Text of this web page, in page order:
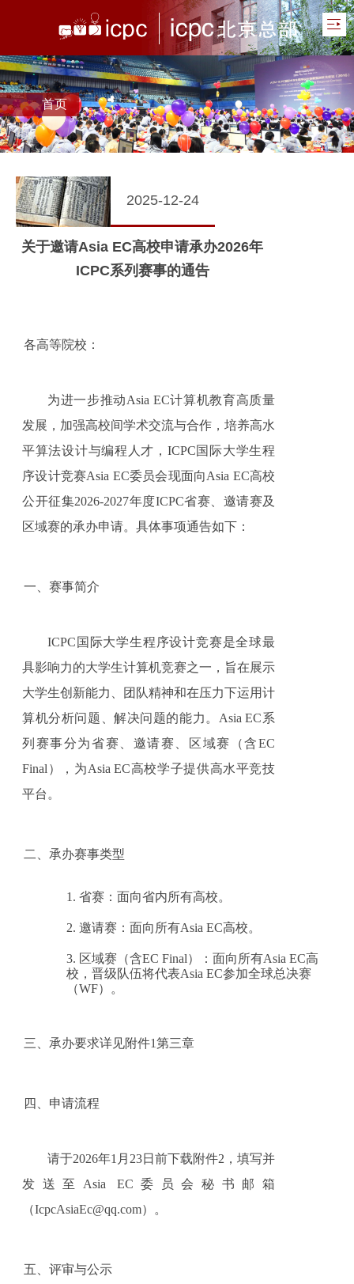
首页
2025-12-24
关于邀请Asia EC高校申请承办2026年
ICPC系列赛事的通告
各高等院校：
为进一步推动Asia EC计算机教育高质量
发展，加强高校间学术交流与合作，培养高水
平算法设计与编程人才，ICPC国际大学生程
序设计竞赛Asia EC委员会现面向Asia EC高校
公开征集2026-2027年度ICPC省赛、邀请赛及
区域赛的承办申请。具体事项通告如下：
一、赛事简介
ICPC 国际大学生程序设计竞赛是全球最
具影响力的大学生计算机竞赛之一，旨在展示
大学生创新能力、团队精神和在压力下运用计
算机分析问题、解决问题的能力。 Asia EC系
列赛事分为省赛、邀请赛、区域赛（含EC
Final），为Asia EC高校学子提供高水平竞技
平台。
二、承办赛事类型
1. 省赛 ：面向省内所有高校。
2. 邀请赛 ： 面向所有Asia EC高校。
3. 区域赛（含EC Final） ：面向所有Asia EC高
校，晋级队伍将代表Asia EC参加全球总决赛
（WF）。
三、承办要求详见附件1第三章
四、申请流程
请于2026年1月23日前下载附件2，填写并
发送至Asia EC委员会秘书邮箱
（IcpcAsiaEc@qq.com）。
五、评审与公示